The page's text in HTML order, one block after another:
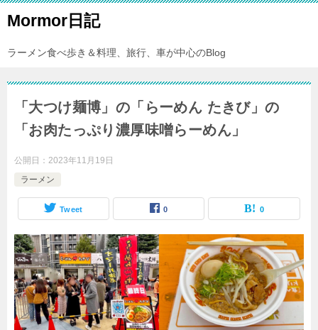
Mormor日記
ラーメン食べ歩き＆料理、旅行、車が中心のBlog
「大つけ麺博」の「らーめん たきび」の
「お肉たっぷり濃厚味噌らーめん」
公開日： 2023年11月19日
ラーメン
Tweet 0 0